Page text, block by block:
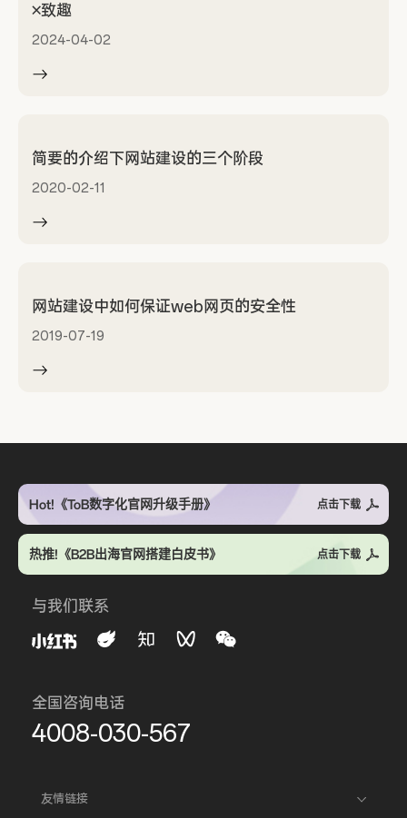
×致趣
2024-04-02
简要的介绍下网站建设的三个阶段
2020-02-11
网站建设中如何保证web网页的安全性
2019-07-19
Hot!《ToB数字化官网升级手册》 点击下载
热推!《B2B出海官网搭建白皮书》 点击下载
与我们联系
全国咨询电话
4008-030-567
友情链接